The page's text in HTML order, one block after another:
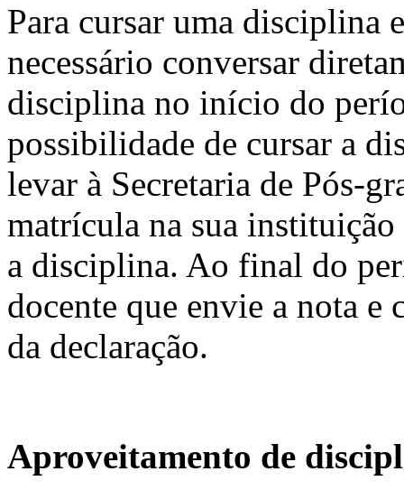
Para cursar uma disciplina
necessário conversar
disciplina no início do
possibilidade de cursar a
levar à Secretaria de Pós-
matrícula na sua
a disciplina. Ao final do
docente que envie a nota e
da declaração.
Aproveitamento de